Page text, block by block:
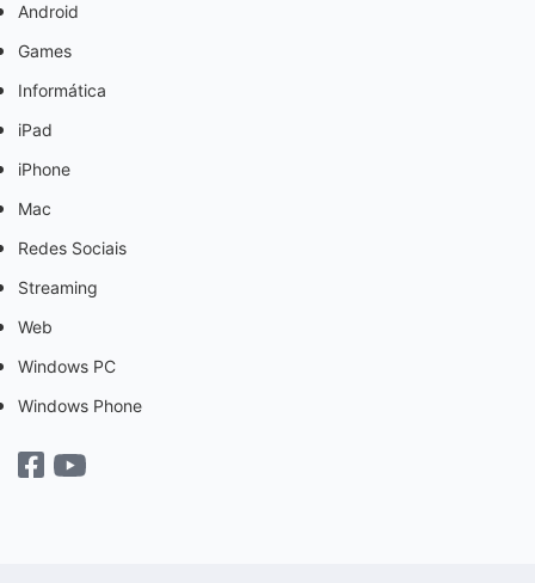
Android
Games
Informática
iPad
iPhone
Mac
Redes Sociais
Streaming
Web
Windows PC
Windows Phone